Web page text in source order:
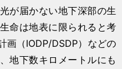
が届かない地下深部の生
命は地表に限られると考
画（IODP/DSDP）などの
地下数キロメートルにも